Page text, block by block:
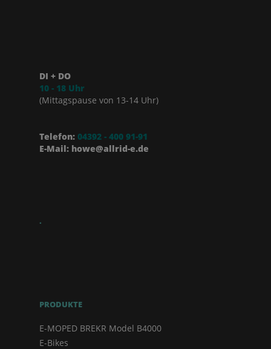
DI + DO
10 - 18 Uhr
(Mittagspause von 13-14 Uhr)
Telefon: 04392 - 400 91-91
E-Mail: howe@allrid-e.de
.
PRODUKTE
E-MOPED BREKR Model B4000
E-Bikes